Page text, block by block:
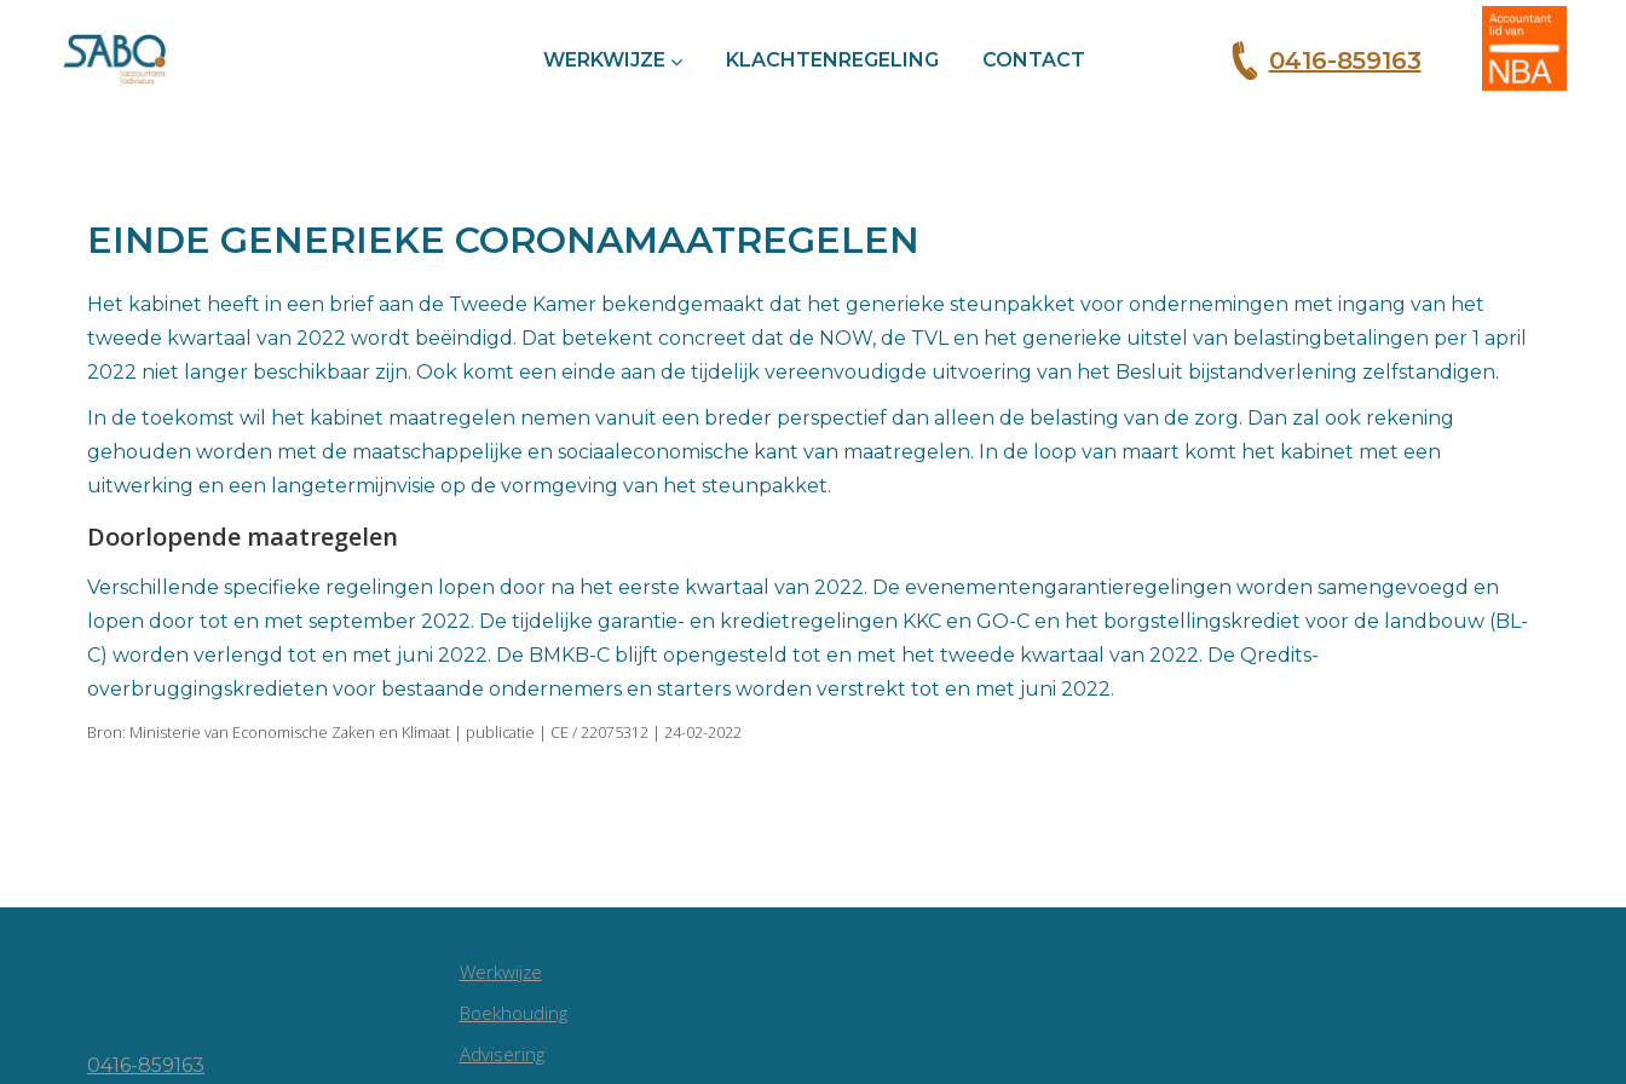
WERKWIJZE KLACHTENREGELING CONTACT 0416-859163
EINDE GENERIEKE CORONAMAATREGELEN
Het kabinet heeft in een brief aan de Tweede Kamer bekendgemaakt dat het generieke steunpakket voor ondernemingen met ingang van het
tweede kwartaal van 2022 wordt beëindigd. Dat betekent concreet dat de NOW, de TVL en het generieke uitstel van belastingbetalingen per 1 april
2022 niet langer beschikbaar zijn. Ook komt een einde aan de tijdelijk vereenvoudigde uitvoering van het Besluit bijstandverlening zelfstandigen.
In de toekomst wil het kabinet maatregelen nemen vanuit een breder perspectief dan alleen de belasting van de zorg. Dan zal ook rekening
gehouden worden met de maatschappelijke en sociaaleconomische kant van maatregelen. In de loop van maart komt het kabinet met een
uitwerking en een langetermijnvisie op de vormgeving van het steunpakket.
Doorlopende maatregelen
Verschillende specifieke regelingen lopen door na het eerste kwartaal van 2022. De evenementengarantieregelingen worden samengevoegd en
lopen door tot en met september 2022. De tijdelijke garantie- en kredietregelingen KKC en GO-C en het borgstellingskrediet voor de landbouw (BL-
C) worden verlengd tot en met juni 2022. De BMKB-C blijft opengesteld tot en met het tweede kwartaal van 2022. De Qredits-
overbruggingskredieten voor bestaande ondernemers en starters worden verstrekt tot en met juni 2022.
Bron: Ministerie van Economische Zaken en Klimaat | publicatie | CE / 22075312 | 24-02-2022
0416-859163
Werkwijze
Boekhouding
Advisering